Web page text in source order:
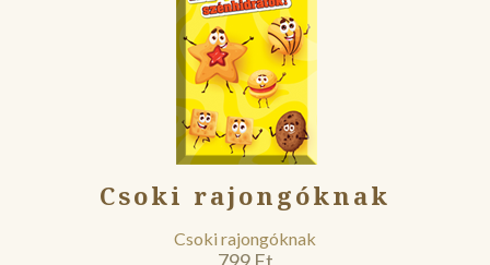
Csoki rajongóknak
Csoki rajongóknak